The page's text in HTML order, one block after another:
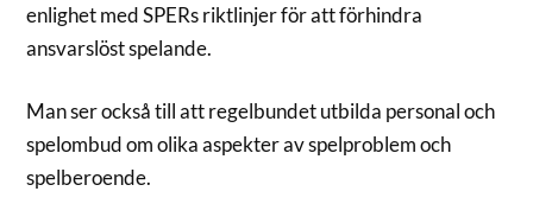
enlighet med SPERs riktlinjer för att förhindra
ansvarslöst spelande.
Man ser också till att regelbundet utbilda personal och
spelombud om olika aspekter av spelproblem och
spelberoende.